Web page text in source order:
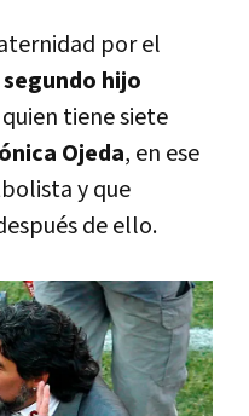
por el
segundo hijo
tiene siete
Ojeda, en ese
y que
de ello.